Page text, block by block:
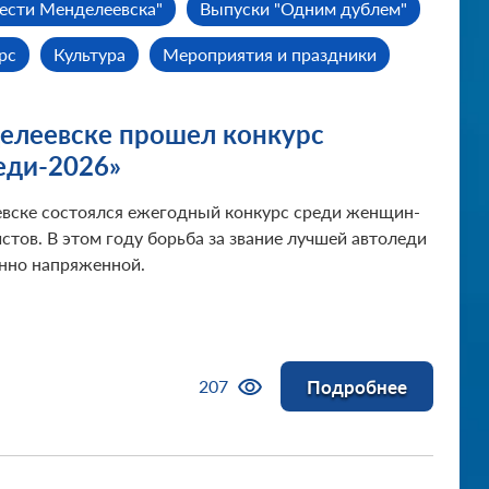
Менделеевска" Выпуски "Одним дублем"
Культура Мероприятия и праздники
Экстренные службы
прошел конкурс
2026»
состоялся ежегодный конкурс среди женщин-
В этом году борьба за звание лучшей автоледи
напряженной.
207 Подробнее